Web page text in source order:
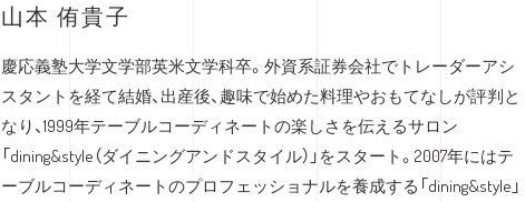
山本 侑貴子
慶応義塾大学文学部英米文学科卒。外資系証券会社でトレーダーアシ
スタントを経て結婚、出産後、趣味で始めた料理やおもてなしが評判と
なり、1999年テーブルコーディネートの楽しさを伝えるサロン
「dining&style（ダイニングアンドスタイル）」をスタート。2007年にはテ
ーブルコーディネートのプロフェッショナルを養成する「dining&style」